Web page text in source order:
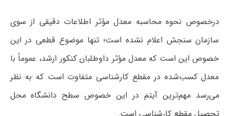
درخصوص نحوه محاسبه معدل مؤثر اطلاعات دقیقی از سوی
سازمان سنجش اعلام نشده است؛ تنها موضوع قطعی در این
خصوص این است که معدل مؤثر داوطلبان کنکور ارشد، عموماً با
معدل کسب‌شده در مقطع کارشناسی متفاوت است که به نظر
می‌رسد مهم‌ترین آیتم در این خصوص سطح دانشگاه محل